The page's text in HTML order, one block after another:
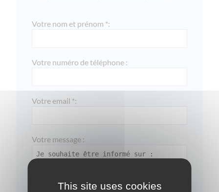
Votre nom et prénom *:
Votre numéro de téléphone :
Votre email *:
Votre message :
This site uses cookies